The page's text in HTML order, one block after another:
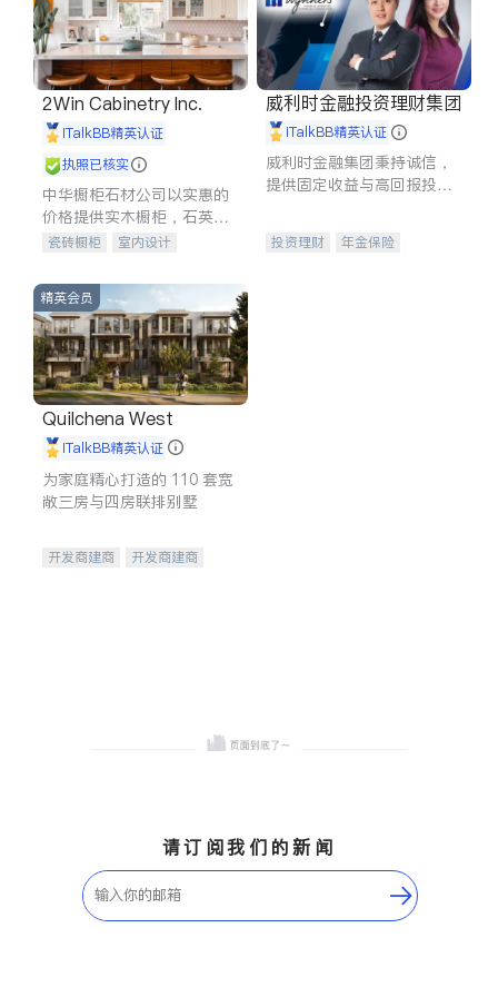
2Win Cabinetry Inc.
iTalkBB精英认证
执照已核实
中华橱柜石材公司以实惠的
价格提供实木橱柜，石英石
台面，多种优质不锈钢水
质厨房，家的选择。
瓷砖橱柜
室内设计
室内装修
威利时金融投资理财集团
iTalkBB精英认证
威利时金融集团秉持诚信，
提供固定收益与高回报投资
合，助力客户实现目标
投资理财
年金保险
精英会员
Quilchena West
iTalkBB精英认证
为家庭精心打造的 110 套宽
敞三房与四房联排别墅
开发商建商
开发商建商
请订阅我们的新闻